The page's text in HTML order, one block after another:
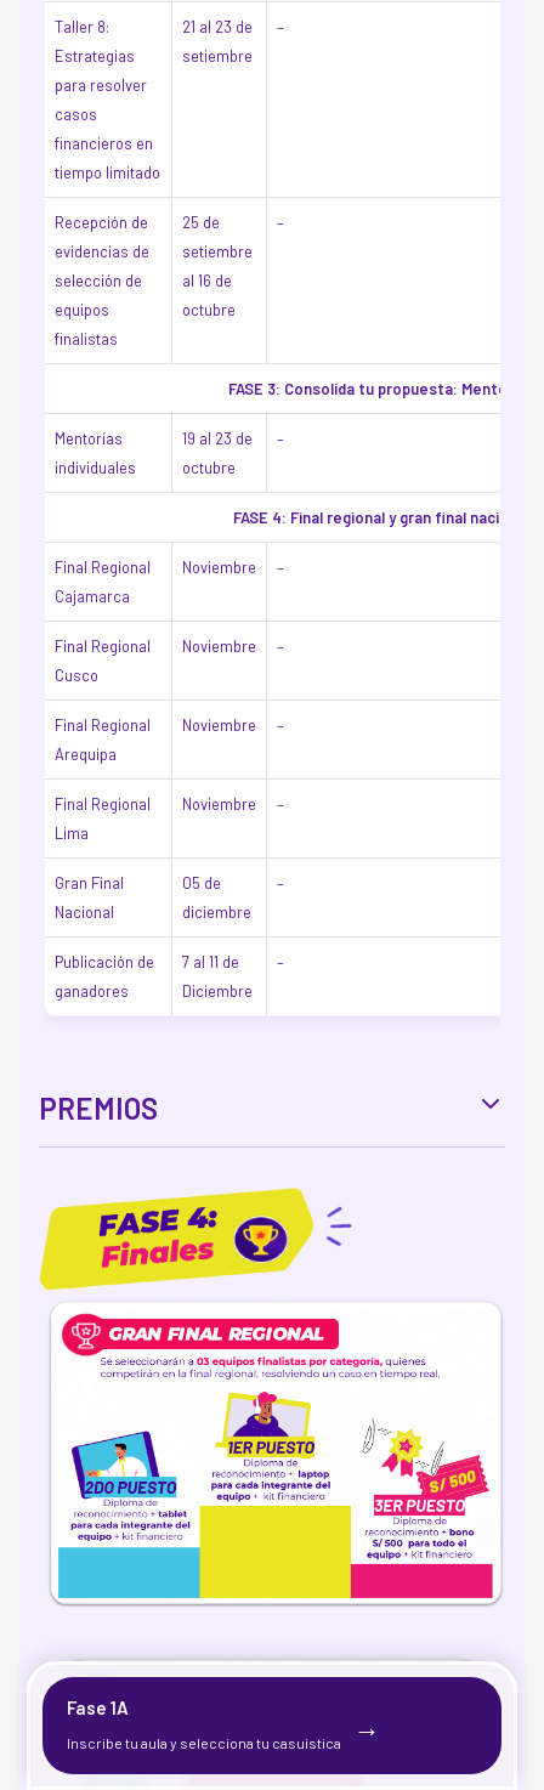
Taller 8:
Estrategias
para resolver
casos
financieros en
tiempo limitado
21 al 23 de
setiembre
–
Recepción de
evidencias de
selección de
equipos
finalistas
25 de
setiembre
al 16 de
octubre
–
FASE 3: Consolida tu propuesta: Mentorías
Mentorías
individuales
19 al 23 de
octubre
–
FASE 4: Final regional y gran final nacional
Final Regional
Cajamarca
Noviembre –
Final Regional
Cusco
Noviembre –
Final Regional
Arequipa
Noviembre –
Final Regional
Lima
Noviembre –
Gran Final
Nacional
05 de
diciembre
–
Publicación de
ganadores
7 al 11 de
Diciembre
–
PREMIOS
Fase 1A
Inscribe tu aula y selecciona tu casuística
→